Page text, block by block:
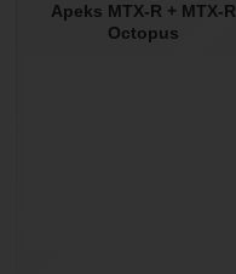
Apeks MTX-R + MTX-R
Octopus